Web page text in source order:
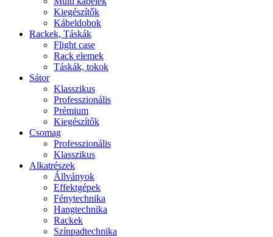
Kiegészítők
Kábeldobok
Rackek, Táskák
Flight case
Rack elemek
Táskák, tokok
Sátor
Klasszikus
Professzionális
Prémium
Kiegészítők
Csomag
Professzionális
Klasszikus
Alkatrészek
Állványok
Effektgépek
Fénytechnika
Hangtechnika
Rackek
Színpadtechnika